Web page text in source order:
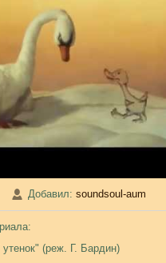
Добавил: soundsoul-aum
:
(реж. Г. Бардин)